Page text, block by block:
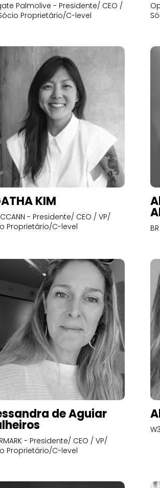
Palmolive - Presidente/ CEO /
Proprietário/C-level
KIM
- Presidente/ CEO / VP/
Proprietário/C-level
de Aguiar
- Presidente/ CEO / VP/
Proprietário/C-level